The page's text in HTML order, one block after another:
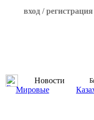
вход / регистрация
Новости
Мировые